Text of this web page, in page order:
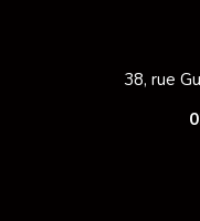
38, rue